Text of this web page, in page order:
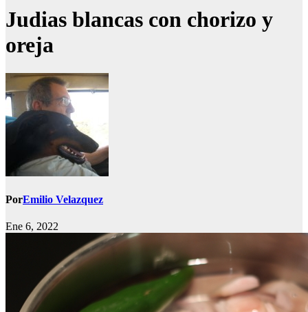
Judias blancas con chorizo y
oreja
PorEmilio Velazquez
Ene 6, 2022